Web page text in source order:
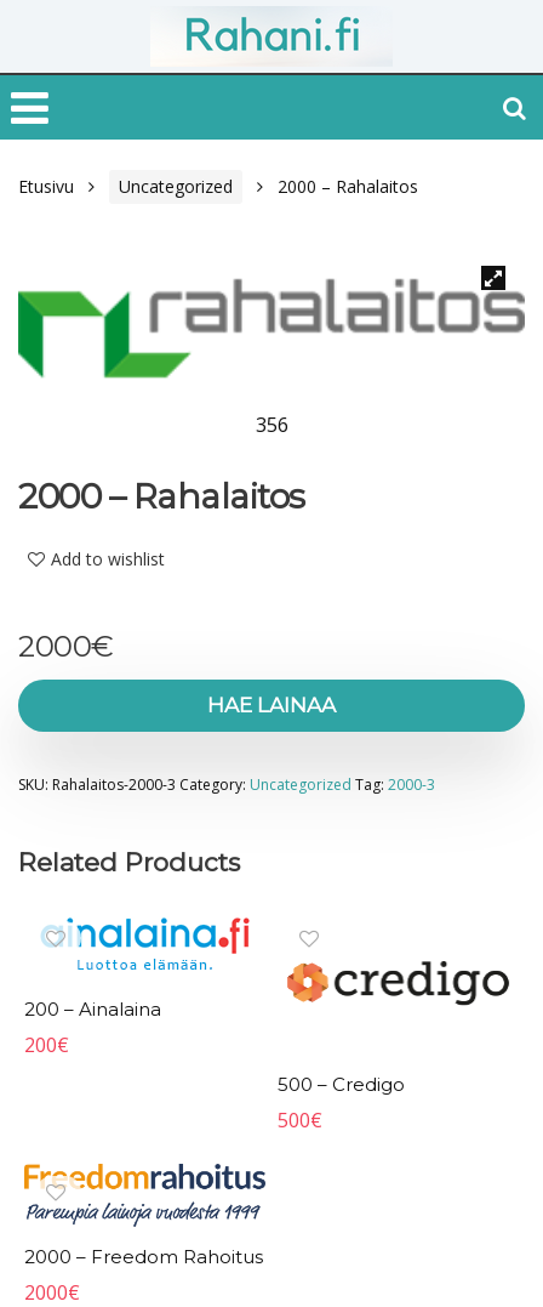
Etusivu Uncategorized 2000 – Rahalaitos
356
2000 – Rahalaitos
Add to wishlist
2000€
HAE LAINAA
SKU: Rahalaitos-2000-3 Category: Uncategorized Tag: 2000-3
Related Products
200 – Ainalaina
200€
500 – Credigo
500€
2000 – Freedom Rahoitus
2000€